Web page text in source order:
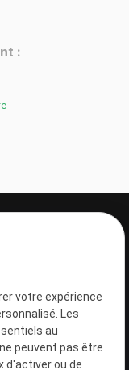
:
votre expérience
Les
au
peuvent pas être
d'activer ou de